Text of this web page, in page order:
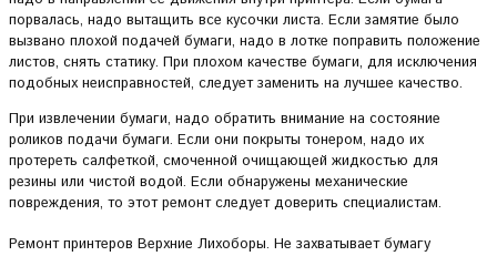
порвалась, надо вытащить все кусочки листа. Если замятие было
вызвано плохой подачей бумаги, надо в лотке поправить положение
листов, снять статику. При плохом качестве бумаги, для исключения
подобных неисправностей, следует заменить на лучшее качество.
При извлечении бумаги, надо обратить внимание на состояние
роликов подачи бумаги. Если они покрыты тонером, надо их
протереть салфеткой, смоченной очищающей жидкостью для
резины или чистой водой. Если обнаружены механические
повреждения, то этот ремонт следует доверить специалистам.
Ремонт принтеров Верхние Лихоборы. Не захватывает бумагу